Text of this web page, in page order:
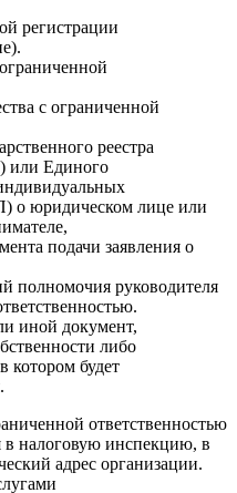
регистрации
с ограниченной
реестра
или Единого
о юридическом лице или
подачи заявления о
полномочия руководителя
иной документ,
либо
котором будет
ответственностью
в налоговую инспекцию, в
адрес организации.